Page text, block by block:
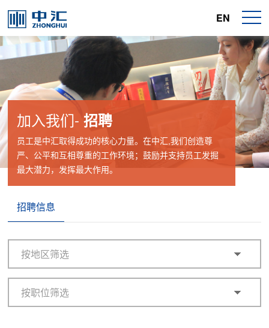
EN
加入我们-招聘
员工是中汇取得成功的核心力量。在中汇,我们创造尊
严、公平和互相尊重的工作环境；鼓励并支持员工发掘
最大潜力，发挥最大作用。
招聘信息
按地区筛选
按职位筛选